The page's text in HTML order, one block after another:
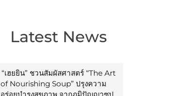
Latest News
“เฮยยิน” ชวนสัมผัสศาสตร์ “The Art
of Nourishing Soup” ปรุงความ